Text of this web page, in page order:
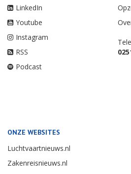
LinkedIn
Youtube
Instagram
RSS
Podcast
ONZE WEBSITES
Luchtvaartnieuws.nl
Zakenreisnieuws.nl